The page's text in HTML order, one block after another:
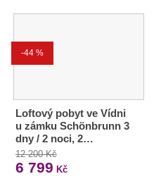
-44 %
Loftový pobyt ve Vídni
u zámku Schönbrunn 3
dny / 2 noci, 2…
12 200 Kč
6 799 Kč